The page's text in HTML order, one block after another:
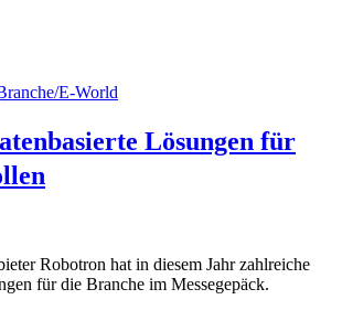
E-World
Lösungen für
Robotron hat in diesem Jahr zahlreiche
für die Branche im Messegepäck.